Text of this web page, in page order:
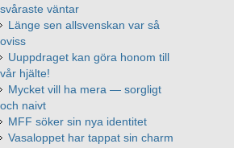
svåraste väntar
Länge sen allsvenskan var så
oviss
Uuppdraget kan göra honom till
vår hjälte!
Mycket vill ha mera — sorgligt
och naivt
MFF söker sin nya identitet
Vasaloppet har tappat sin charm